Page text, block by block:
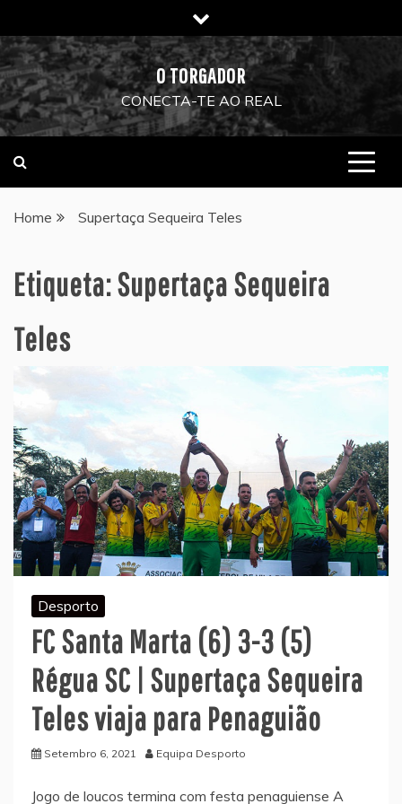
to
content
O TORGADOR
CONECTA-TE AO REAL
Home Supertaça Sequeira Teles
Etiqueta:Supertaça Sequeira
Teles
Desporto
FC Santa Marta (6) 3-3 (5)
Régua SC | Supertaça Sequeira
Teles viaja para Penaguião
Setembro 6, 2021 Equipa Desporto
Jogo de loucos termina com festa penaguiense A